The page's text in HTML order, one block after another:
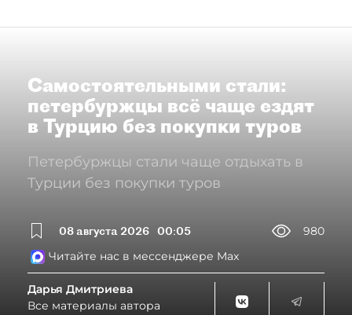
Самостоятельными стали:
петербуржцы всё чаще ездят
в Турцию без покупки туров
Петербуржцы стали чаще отдыхать в
Турции без покупки туров
08 августа 2026 00:05
980
Читайте нас в мессенджере Max
Дарья Дмитриева
Все материалы автора